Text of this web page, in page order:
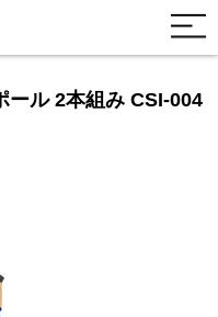
ール 2本組み CSI-004